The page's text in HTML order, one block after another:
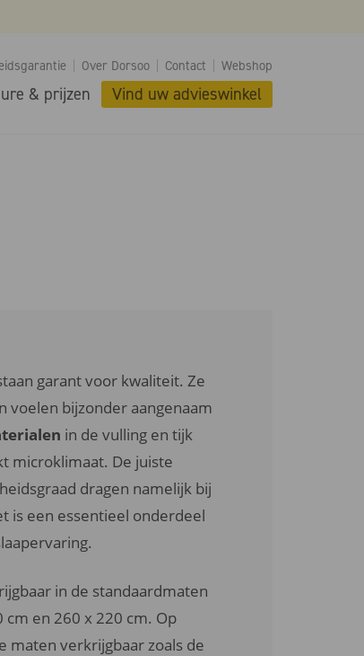
Over Dorsoo Contact Webshop
& prijzen Vind uw advieswinkel
garant voor kwaliteit. Ze
voelen bijzonder aangenaam
in de vulling en tijk
microklimaat. De juiste
dragen namelijk bij
is een essentieel onderdeel
in de standaardmaten
cm en 260 x 220 cm. Op
maten verkrijgbaar zoals de